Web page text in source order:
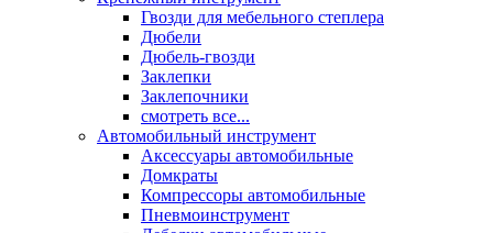
Гвозди для мебельного степлера
Дюбели
Дюбель-гвозди
Заклепки
Заклепочники
смотреть все...
Автомобильный инструмент
Аксессуары автомобильные
Домкраты
Компрессоры автомобильные
Пневмоинструмент